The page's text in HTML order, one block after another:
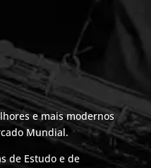
e mais modernos
Mundial.
de Estudo e de